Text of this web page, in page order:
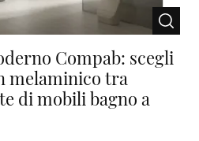
Compab: scegli
melaminico tra
di mobili bagno a